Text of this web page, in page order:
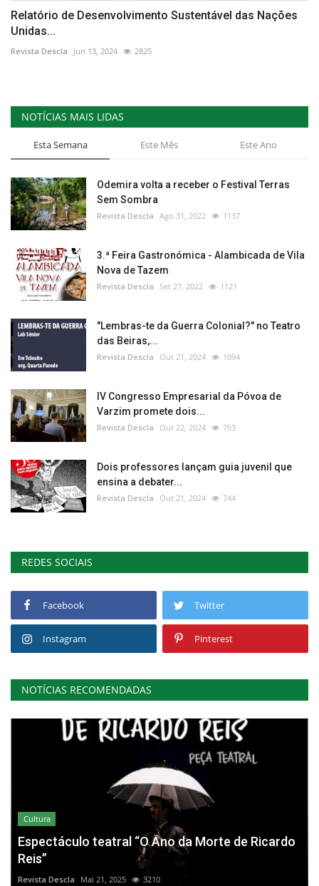
Relatório de Desenvolvimento Sustentável das Nações
Unidas...
Revista Descla Jun 13, 2024 2825
NOTÍCIAS MAIS LIDAS
Esta Semana Este Mês Este Ano
Odemira volta a receber o Festival Terras
Sem Sombra
Revista Descla Ago 31, 2022 1137
3.ª Feira Gastronómica - Alambicada de Vila
Nova de Tazem
Revista Descla Set 27, 2022 1121
"Lembras-te da Guerra Colonial?" no Teatro
das Beiras,...
Revista Descla Out 21, 2024 1094
IV Congresso Empresarial da Póvoa de
Varzim promete dois...
Revista Descla Out 22, 2024 753
Dois professores lançam guia juvenil que
ensina a debater...
Revista Descla Out 21, 2024 744
REDES SOCIAIS
Facebook Twitter
Instagram Pinterest
NOTÍCIAS RECOMENDADAS
Cultura
Espectáculo teatral “O Ano da Morte de Ricardo
Reis”
Revista Descla Mai 21, 2025 3210